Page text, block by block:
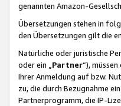
genannten Amazon-
Übersetzungen stehen in
den Übersetzungen gilt die
Natürliche oder juristische
oder ein „Partner“),
Ihrer Anmeldung auf bzw.
zu, die durch Bezugnahme
Partnerprogramm, die IP-